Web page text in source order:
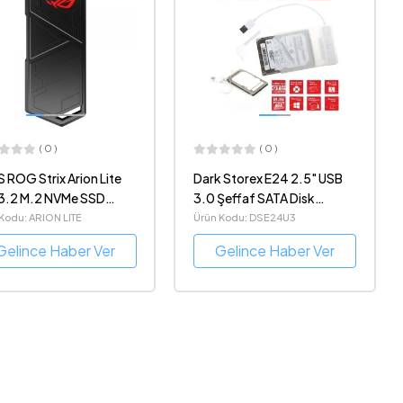
( 0 )
ROG Strix Arion Lite
M.2 NVMe SSD
ARION LITE
Haber Ver
( 0 )
Dark Storex E24 2.5" USB
3.0 Şeffaf SATA Disk
Kutusu (DK-AC-DSE24U3)
Ürün Kodu: DSE24U3
Gelince Haber Ver